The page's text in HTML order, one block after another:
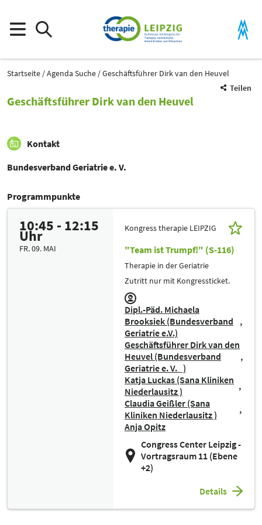
Startseite Agenda Suche
Geschäftsführer Dirk van den Heuvel
Teilen
Geschäftsführer Dirk van den Heuvel
Kontakt
Bundesverband Geriatrie e. V.
Programmpunkte
10:45 - 12:15
Uhr
FR. 09. MAI
Kongress therapie LEIPZIG
"Team ist Trumpf!" (S-116)
Therapie in der Geriatrie
Zutritt nur mit Kongressticket.
Dipl.-Päd. Michaela
Brooksiek (Bundesverband
Geriatrie e.V.)
Geschäftsführer Dirk van den
Heuvel (Bundesverband
Geriatrie e. V. )
Katja Luckas (Sana Kliniken
Niederlausitz )
Claudia Geißler (Sana
Kliniken Niederlausitz )
Anja Opitz
Congress Center Leipzig -
Vortragsraum 11 (Ebene
+2)
Details